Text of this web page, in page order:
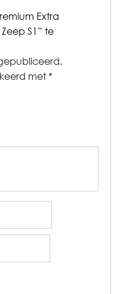
Extra
S1” te
met *